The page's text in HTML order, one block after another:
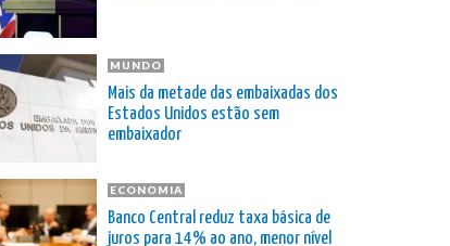
MUNDO
Mais da metade das embaixadas dos
Estados Unidos estão sem
embaixador
ECONOMIA
Banco Central reduz taxa básica de
juros para 14% ao ano, menor nível